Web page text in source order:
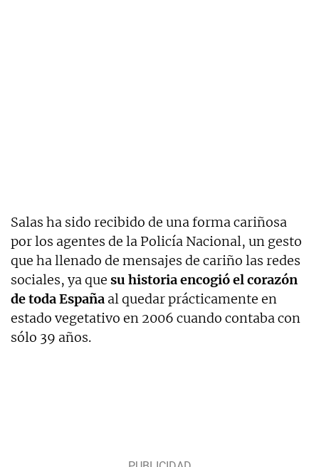
Salas ha sido recibido de una forma cariñosa
por los agentes de la Policía Nacional, un gesto
que ha llenado de mensajes de cariño las redes
sociales, ya que su historia encogió el corazón
de toda España al quedar prácticamente en
estado vegetativo en 2006 cuando contaba con
sólo 39 años.